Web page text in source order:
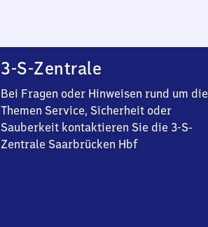
3-S-Zentrale
Bei Fragen oder Hinweisen rund um die
Themen Service, Sicherheit oder
Sauberkeit kontaktieren Sie die 3-S-
Zentrale Saarbrücken Hbf